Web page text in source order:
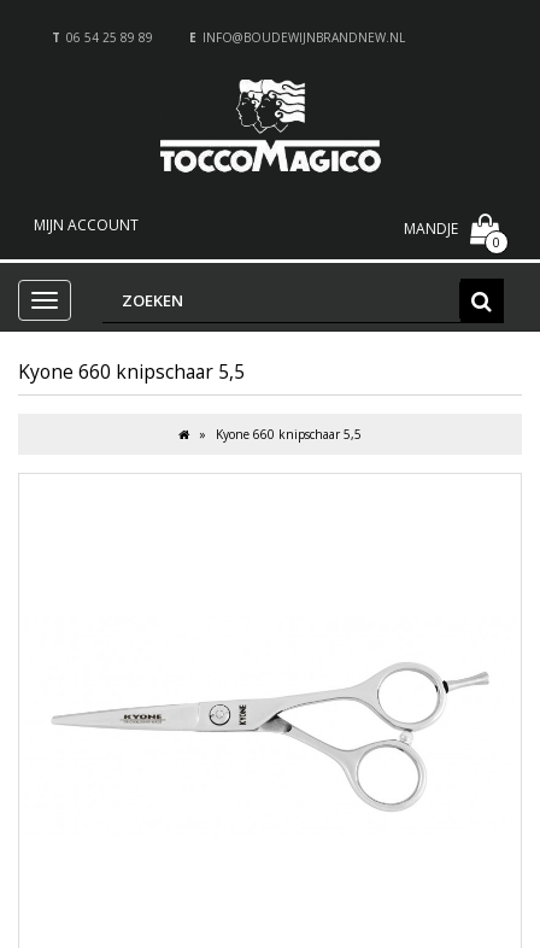
T 06 54 25 89 89 E INFO@BOUDEWIJNBRANDNEW.NL
MIJN ACCOUNT MANDJE
0
Kyone 660 knipschaar 5,5
Kyone 660 knipschaar 5,5